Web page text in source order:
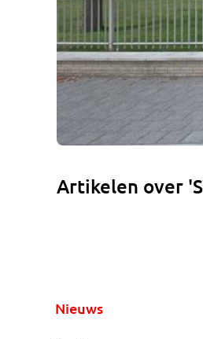
Artikelen over
Nieuws